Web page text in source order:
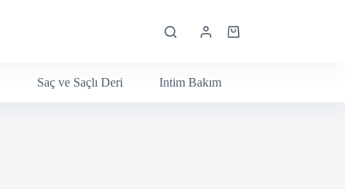
Shopping
Saç ve Saçlı Deri Intim Bakım